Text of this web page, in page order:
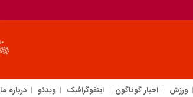
ورزش اخبار گوناگون اینفوگرافیک ویدئو درباره ما